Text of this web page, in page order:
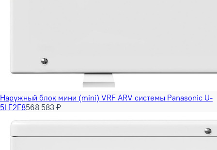
Наружный блок мини (mini) VRF ARV системы Panasonic U-
5LE2E8568 583 ₽